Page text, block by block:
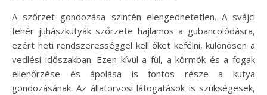
A szőrzet gondozása szintén elengedhetetlen. A svájci
fehér juhászkutyák szőrzete hajlamos a gubancolódásra,
ezért heti rendszerességgel kell őket kefélni, különösen a
vedlési időszakban. Ezen kívül a fül, a körmök és a fogak
ellenőrzése és ápolása is fontos része a kutya
gondozásának. Az állatorvosi látogatások is szükségesek,